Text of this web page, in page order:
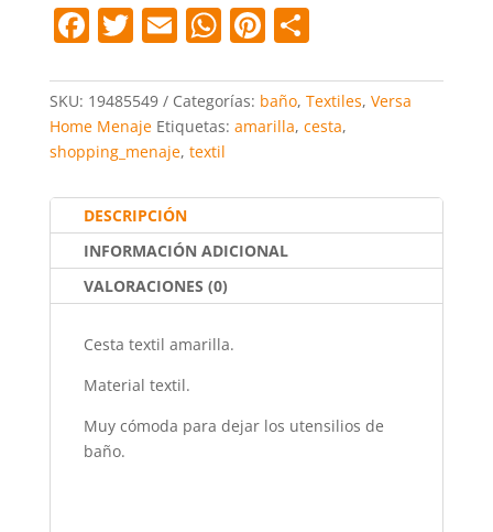
F
c
e
b
o
o
k
T
itt
er
E
ai
l
W
at
s
A
p
p
Pi
er
e
C
m
p
tir
SKU: 19485549 Categorías: baño, Textiles, Versa
Home Menaje Etiquetas: amarilla, cesta,
shopping_menaje, textil
DESCRIPCIÓN
INFORMACIÓN ADICIONAL
VALORACIONES (0)
Cesta textil amarilla.
Material textil.
Muy cómoda para dejar los utensilios de
baño.